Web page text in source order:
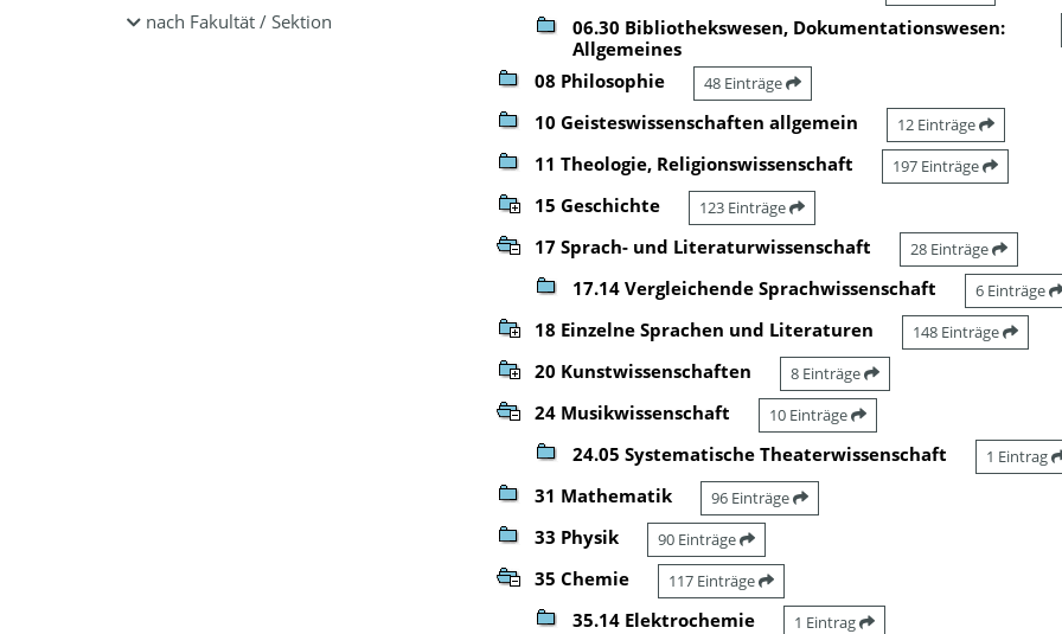
nach Fakultät / Sektion
06.30 Bibliothekswesen, Dokumentationswesen:
Allgemeines
08 Philosophie 48 Einträge
10 Geisteswissenschaften allgemein 12 Einträge
11 Theologie, Religionswissenschaft 197 Einträge
15 Geschichte 123 Einträge
17 Sprach- und Literaturwissenschaft 28 Einträge
17.14 Vergleichende Sprachwissenschaft 6 Einträge
18 Einzelne Sprachen und Literaturen 148 Einträge
20 Kunstwissenschaften 8 Einträge
24 Musikwissenschaft 10 Einträge
24.05 Systematische Theaterwissenschaft 1 Eintrag
31 Mathematik 96 Einträge
33 Physik 90 Einträge
35 Chemie 117 Einträge
35.14 Elektrochemie 1 Eintrag